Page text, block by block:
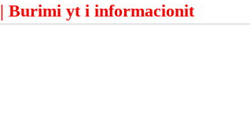
| Burimi yt i informacionit